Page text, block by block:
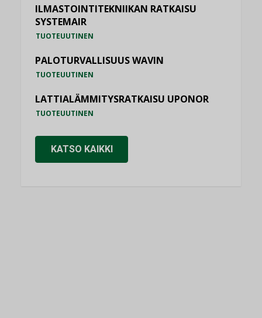
ILMASTOINTITEKNIIKAN RATKAISU
SYSTEMAIR
TUOTEUUTINEN
PALOTURVALLISUUS WAVIN
TUOTEUUTINEN
LATTIALÄMMITYSRATKAISU UPONOR
TUOTEUUTINEN
KATSO KAIKKI